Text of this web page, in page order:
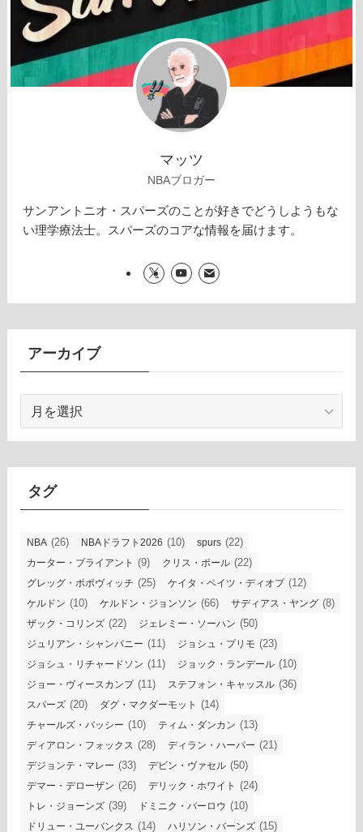
マッツ
NBAブロガー
サンアントニオ・スパーズのことが好きでどうしようもな
い理学療法士。スパーズのコアな情報を届けます。
アーカイブ
カ
イ
タグ
NBA (26) NBAドラフト2026 (10) spurs (22)
カーター・ブライアント (9) クリス・ポール (22)
グレッグ・ポポヴィッチ (25) ケイタ・ベイツ・ディオプ(12)
ケルドン (10) ケルドン・ジョンソン (66) サディアス・ヤング (8)
ザック・コリンズ (22) ジェレミー・ソーハン (50)
ジュリアン・シャンパニー (11) ジョシュ・プリモ (23)
ジョシュ・リチャードソン (11) ジョック・ランデール (10)
ジョー・ヴィースカンプ(11) ステフォン・キャッスル (36)
スパーズ (20) ダグ・マクダーモット (14)
チャールズ・バッシー (10) ティム・ダンカン (13)
ディアロン・フォックス (28) ディラン・ハーパー (21)
デジョンテ・マレー (33) デビン・ヴァセル (50)
デマー・デローザン (26) デリック・ホワイト (24)
トレ・ジョーンズ (39) ドミニク・バーロウ (10)
ドリュー・ユーバンクス (14) ハリソン・バーンズ (15)